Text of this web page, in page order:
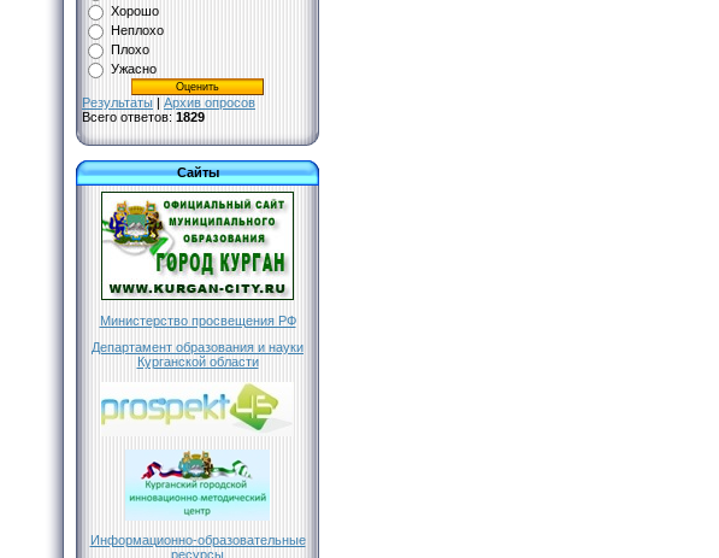
Хорошо
Неплохо
Плохо
Ужасно
Результаты | Архив опросов
Всего ответов: 1829
Сайты
Министерство просвещения РФ
Департамент образования и науки
Курганской области
Информационно-образовательные
ресурсы